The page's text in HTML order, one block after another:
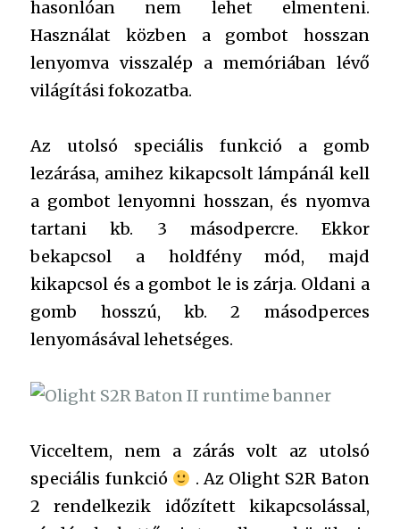
hasonlóan nem lehet elmenteni.
Használat közben a gombot hosszan
lenyomva visszalép a memóriában lévő
világítási fokozatba.
Az utolsó speciális funkció a gomb
lezárása, amihez kikapcsolt lámpánál kell
a gombot lenyomni hosszan, és nyomva
tartani kb. 3 másodpercre. Ekkor
bekapcsol a holdfény mód, majd
kikapcsol és a gombot le is zárja. Oldani a
gomb hosszú, kb. 2 másodperces
lenyomásával lehetséges.
Vicceltem, nem a zárás volt az utolsó
speciális funkció
. Az Olight S2R Baton
2 rendelkezik időzített kikapcsolással,